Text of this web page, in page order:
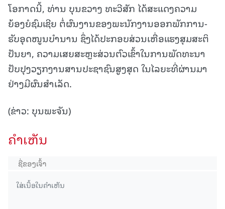
ໂອກາດນີ້, ທ່ານ ບຸນຂວາງ ທະວີສັກ ໄດ້ສະແດງຄວາມ
ຍ້ອງຍໍຊົມເຊີຍ ຕໍ່ຜົນງານຂອງພະນັກງານອອກພັກການ-
ຮັບອຸດໜູນບຳນານ ຊຶ່ງໄດ້ປະກອບສ່ວນເຫື່ອແຮງສຸມສະຕິ
ປັນຍາ, ຄວາມເສຍສະຫຼະສ່ວນຕົວເຂົ້າໃນການພັດທະນາ
ປັບປຸງວຽກງານສານປະຊາຊົນສູງສຸດ ໃນໄລຍະທີ່ຜ່ານມາ
ຢ່າງມີຜົນສໍາເລັດ.
(ຂ່າວ: ບຸນພະຈັນ)
ຄໍາເຫັນ